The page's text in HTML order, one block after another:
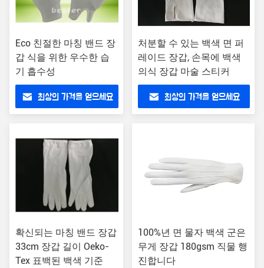
Eco 친절한 마칭 밴드 장
갑 식을 위한 우수한 습
기 흡수성
최상의 가격을 얻으세요
처분할 수 있는 백색 면 퍼
레이드 장갑, 손목에 백색
의식 장갑 마술 스티커
최상의 가격을 얻으세요
확신되는 마칭 밴드 장갑
33cm 장갑 길이 Oeko-
Tex 표백된 백색 기준
100%년 면 물자 백색 군은
무게 장갑 180gsm 직물 행
진합니다